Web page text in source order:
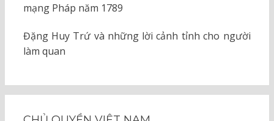
mạng Pháp năm 1789
Đặng Huy Trứ và những lời cảnh tỉnh cho người
làm quan